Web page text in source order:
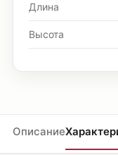
Длина
Высота
Описание